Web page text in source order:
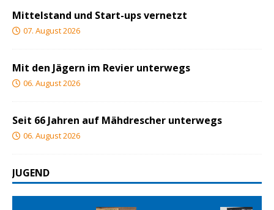
Mittelstand und Start-ups vernetzt
07. August 2026
Mit den Jägern im Revier unterwegs
06. August 2026
Seit 66 Jahren auf Mähdrescher unterwegs
06. August 2026
JUGEND